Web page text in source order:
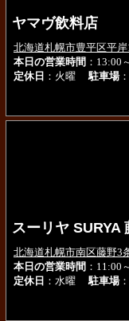
ヤマヴ飲料店
北海道札幌市豊平区平
本日の営業時間 ：13:00
定休日 ：火曜駐車場
スーリヤ SURYA
北海道札幌市南区藤野3
本日の営業時間 ：11:00
定休日 ：水曜駐車場